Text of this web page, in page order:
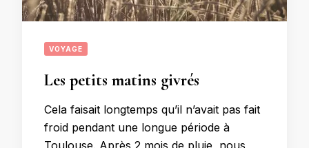
VOYAGE
Les petits matins givrés
Cela faisait longtemps qu’il n’avait pas fait
froid pendant une longue période à
Toulouse. Après 2 mois de pluie, nous